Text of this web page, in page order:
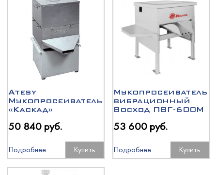
Atesy
Мукопросеиватель
«Каскад»
50 840 руб.
Подробнее Купить
Мукопросеиватель
вибрационный
Восход ПВГ-600М
53 600 руб.
Подробнее Купить